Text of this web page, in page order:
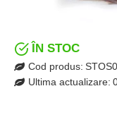
ÎN STOC
Cod produs:
Ultima actualizare: